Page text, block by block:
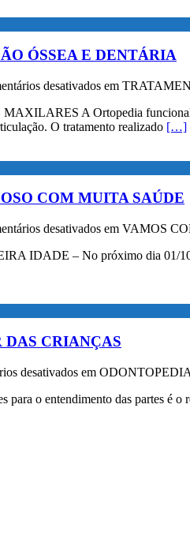
ÓSSEA E DENTÁRIA
desativados em
A Ortopedia funcional
O tratamento realizado […]
COM MUITA SAÚDE
desativados em VAMOS
– No próximo dia 01/10
CRIANÇAS
desativados em
o entendimento das partes é